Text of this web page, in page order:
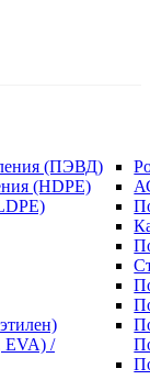
(ПЭВД)
(HDPE)
EVA) /